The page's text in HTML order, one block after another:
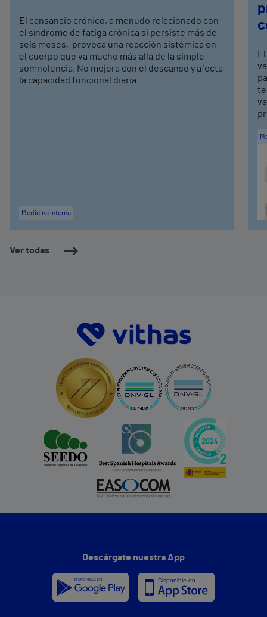
Ver todas
El cansancio crónico, a menudo relacionado con
el síndrome de fatiga crónica si persiste más de
seis meses, provoca una reacción sistémica en
el cuerpo que va mucho más allá de la simple
somnolencia. No mejora con el descanso y afecta
la capacidad funcional diaria
Medicina Interna
Descárgate nuestra App